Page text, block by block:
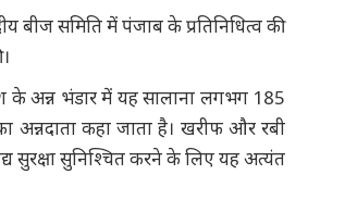
बीज समिति में पंजाब के प्रतिनिधित्व की
के अन्न भंडार में यह सालाना लगभग 185
कहा जाता है। खरीफ और रबी
सुरक्षा सुनिश्चित करने के लिए यह अत्यंत